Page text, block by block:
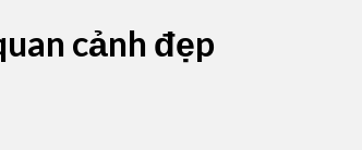
cảnh đẹp